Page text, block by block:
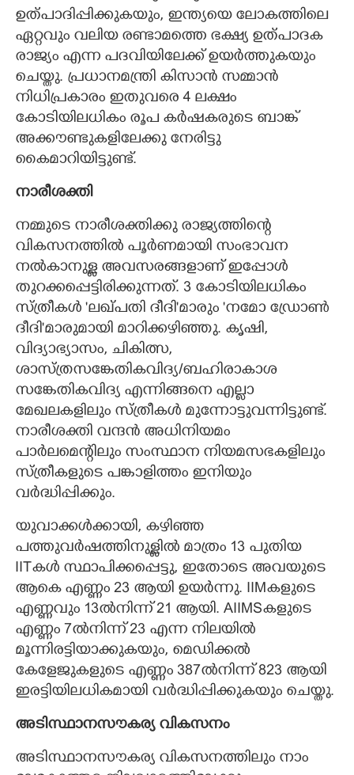
ഉത്പാദിപ്പിക്കുകയും, ഇന്ത്യയെ ലോകത്തിലെ
ഏറ്റവും വലിയ രണ്ടാമത്തെ ഭക്ഷ്യ ഉത്പാദക
രാജ്യം എന്ന പദവിയിലേക്ക് ഉയർത്തുകയും
ചെയ്തു. പ്രധാനമന്ത്രി കിസാൻ സമ്മാൻ
നിധിപ്രകാരം ഇതുവരെ 4 ലക്ഷം
കോടിയിലധികം രൂപ കർഷകരുടെ ബാങ്ക്
അക്കൗണ്ടുകളിലേക്കു നേരിട്ടു
കൈമാറിയിട്ടുണ്ട്.
നാരീശക്തി
നമ്മുടെ നാരീശക്തിക്കു രാജ്യത്തിന്റെ
വികസനത്തിൽ പൂർണമായി സംഭാവന
നൽകാനുള്ള അവസരങ്ങളാണ് ഇപ്പോൾ
തുറക്കപ്പെട്ടിരിക്കുന്നത്. 3 കോടിയിലധികം
സ്ത്രീകൾ 'ലഖ്പതി ദീദി'മാരും 'നമോ ഡ്രോൺ
ദീദി'മാരുമായി മാറിക്കഴിഞ്ഞു. കൃഷി,
വിദ്യാഭ്യാസം, ചികിത്സ,
ശാസ്ത്രസങ്കേതികവിദ്യ/ബഹിരാകാശ
സങ്കേതികവിദ്യ എന്നിങ്ങനെ എല്ലാ
മേഖലകളിലും സ്ത്രീകൾ മുന്നോട്ടുവന്നിട്ടുണ്ട്.
നാരീശക്തി വന്ദൻ അധിനിയമം
പാർലമെന്റിലും സംസ്ഥാന നിയമസഭകളിലും
സ്ത്രീകളുടെ പങ്കാളിത്തം ഇനിയും
വർദ്ധിപ്പിക്കും.
യുവാക്കൾക്കായി, കഴിഞ്ഞ
പത്തുവർഷത്തിനുള്ളിൽ മാത്രം 13 പുതിയ
IITകൾ സ്ഥാപിക്കപ്പെട്ടു, ഇതോടെ അവയുടെ
ആകെ എണ്ണം 23 ആയി ഉയർന്നു. IIMകളുടെ
എണ്ണവും 13ൽനിന്ന് 21 ആയി. AIIMSകളുടെ
എണ്ണം 7ൽനിന്ന് 23 എന്ന നിലയിൽ
മൂന്നിരട്ടിയാക്കുകയും, മെഡിക്കൽ
കേളേജുകളുടെ എണ്ണം 387ൽനിന്ന് 823 ആയി
ഇരട്ടിയിലധികമായി വർദ്ധിപ്പിക്കുകയും ചെയ്തു.
അടിസ്ഥാനസൗകര്യ വികസനം
അടിസ്ഥാനസൗകര്യ വികസനത്തിലും നാം